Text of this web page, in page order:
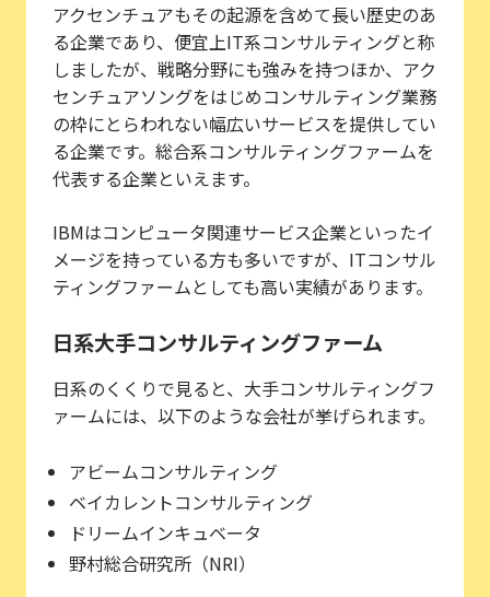
アクセンチュアもその起源を含めて長い歴史のあ
る企業であり、便宜上IT系コンサルティングと称
しましたが、戦略分野にも強みを持つほか、アク
センチュアソングをはじめコンサルティング業務
の枠にとらわれない幅広いサービスを提供してい
る企業です。総合系コンサルティングファームを
代表する企業といえます。
IBMはコンピュータ関連サービス企業といったイ
メージを持っている方も多いですが、ITコンサル
ティングファームとしても高い実績があります。
日系大手コンサルティングファーム
日系のくくりで見ると、大手コンサルティングフ
ァームには、以下のような会社が挙げられます。
アビームコンサルティング
ベイカレントコンサルティング
ドリームインキュベータ
野村総合研究所（NRI）